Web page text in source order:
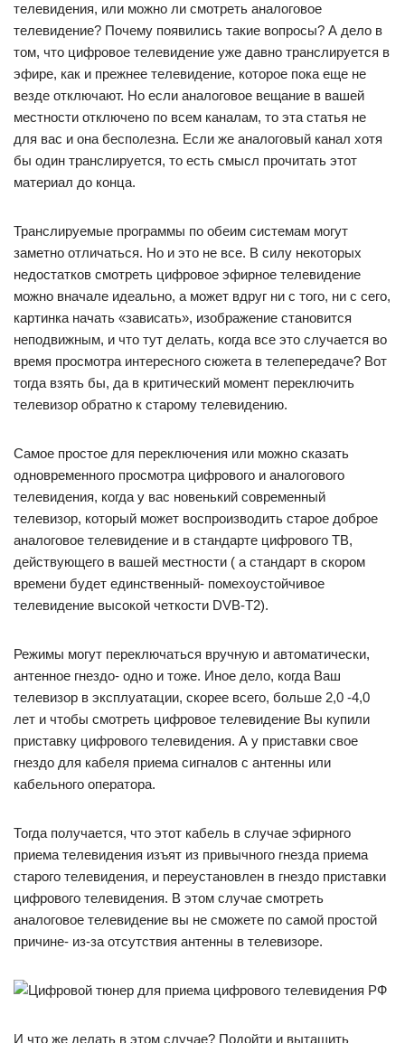
телевидения, или можно ли смотреть аналоговое
телевидение? Почему появились такие вопросы? А дело в
том, что цифровое телевидение уже давно транслируется в
эфире, как и прежнее телевидение, которое пока еще не
везде отключают. Но если аналоговое вещание в вашей
местности отключено по всем каналам, то эта статья не
для вас и она бесполезна. Если же аналоговый канал хотя
бы один транслируется, то есть смысл прочитать этот
материал до конца.
Транслируемые программы по обеим системам могут
заметно отличаться. Но и это не все. В силу некоторых
недостатков смотреть цифровое эфирное телевидение
можно вначале идеально, а может вдруг ни с того, ни с сего,
картинка начать «зависать», изображение становится
неподвижным, и что тут делать, когда все это случается во
время просмотра интересного сюжета в телепередаче? Вот
тогда взять бы, да в критический момент переключить
телевизор обратно к старому телевидению.
Самое простое для переключения или можно сказать
одновременного просмотра цифрового и аналогового
телевидения, когда у вас новенький современный
телевизор, который может воспроизводить старое доброе
аналоговое телевидение и в стандарте цифрового ТВ,
действующего в вашей местности ( а стандарт в скором
времени будет единственный- помехоустойчивое
телевидение высокой четкости DVB-T2).
Режимы могут переключаться вручную и автоматически,
антенное гнездо- одно и тоже. Иное дело, когда Ваш
телевизор в эксплуатации, скорее всего, больше 2,0 -4,0
лет и чтобы смотреть цифровое телевидение Вы купили
приставку цифрового телевидения. А у приставки свое
гнездо для кабеля приема сигналов с антенны или
кабельного оператора.
Тогда получается, что этот кабель в случае эфирного
приема телевидения изъят из привычного гнезда приема
старого телевидения, и переустановлен в гнездо приставки
цифрового телевидения. В этом случае смотреть
аналоговое телевидение вы не сможете по самой простой
причине- из-за отсутствия антенны в телевизоре.
И что же делать в этом случае? Подойти и вытащить